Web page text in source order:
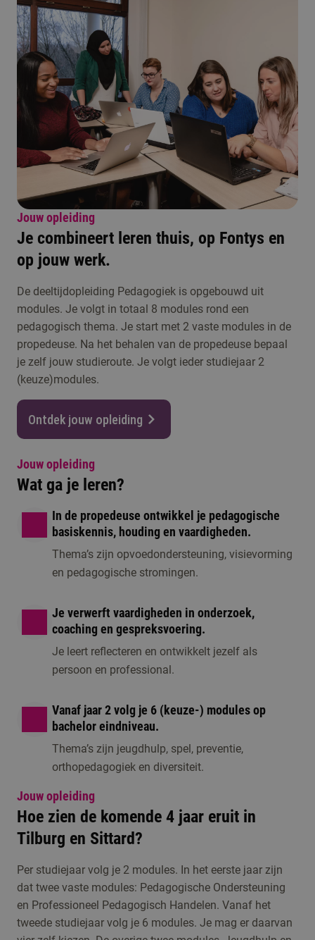
Jouw opleiding
Je combineert leren thuis, op Fontys en
op jouw werk.
De deeltijdopleiding Pedagogiek is opgebouwd uit
modules. Je volgt in totaal 8 modules rond een
pedagogisch thema. Je start met 2 vaste modules in de
propedeuse. Na het behalen van de propedeuse bepaal
je zelf jouw studieroute. Je volgt ieder studiejaar 2
(keuze)modules.
Ontdek jouw opleiding
Jouw opleiding
Wat ga je leren?
In de propedeuse ontwikkel je pedagogische
basiskennis, houding en vaardigheden.
Thema’s zijn opvoedondersteuning, visievorming
en pedagogische stromingen.
Je verwerft vaardigheden in onderzoek,
coaching en gespreksvoering.
Je leert reflecteren en ontwikkelt jezelf als
persoon en professional.
Vanaf jaar 2 volg je 6 (keuze-) modules op
bachelor eindniveau.
Thema’s zijn jeugdhulp, spel, preventie,
orthopedagogiek en diversiteit.
Jouw opleiding
Hoe zien de komende 4 jaar eruit in
Tilburg en Sittard?
Per studiejaar volg je 2 modules. In het eerste jaar zijn
dat twee vaste modules: Pedagogische Ondersteuning
en Professioneel Pedagogisch Handelen. Vanaf het
tweede studiejaar volg je 6 modules. Je mag er daarvan